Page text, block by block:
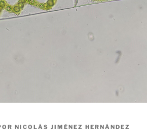
NICOLÁS JIMÉNEZ HERNÁNDEZ